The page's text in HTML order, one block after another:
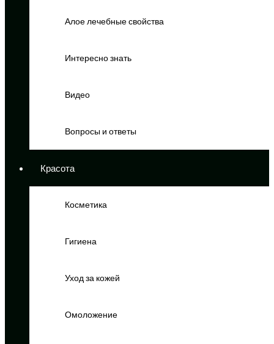
Алое лечебные свойства
Интересно знать
Видео
Вопросы и ответы
Красота
Косметика
Гигиена
Уход за кожей
Омоложение